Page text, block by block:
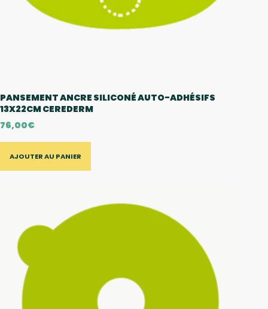
PANSEMENT ANCRE SILICONÉ AUTO-ADHÉSIFS
13X22CM CEREDERM
76,00€
AJOUTER AU PANIER